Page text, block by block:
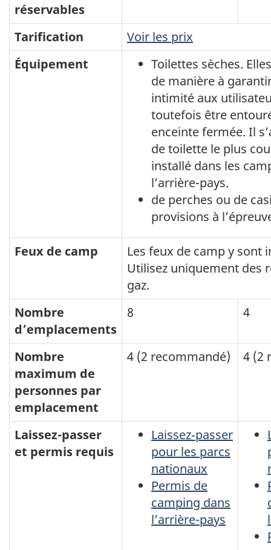
des
Glaciers
réservables
Tarification
Voir les prix
Équipement
Toilettes sèches.
de manière à
intimité aux
toutefois être
enceinte fermée. Il
de toilette le plus
installé dans les
l’arrière-pays.
de perches ou de
provisions à
Feux de camp
Les feux de camp y sont
Utilisez uniquement des
gaz.
Nombre
d’emplacements
8 4
Nombre
maximum de
personnes par
emplacement
4 (2 recommandé) 4 (2
Laissez-passer
et permis requis
Laissez‑passer
pour les parcs
nationaux
Permis de
camping dans
l’arrière-pays